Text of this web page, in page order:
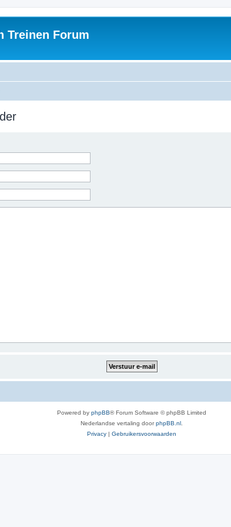
Treinen Forum
Powered by phpBB® Forum Software © phpBB Limited
Nederlandse vertaling doorphpBB.nl
Privacy | Gebruikersvoorwaarden